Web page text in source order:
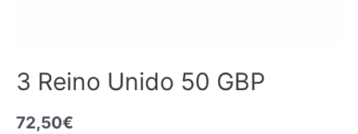
3 Reino Unido 50 GBP
72,50€